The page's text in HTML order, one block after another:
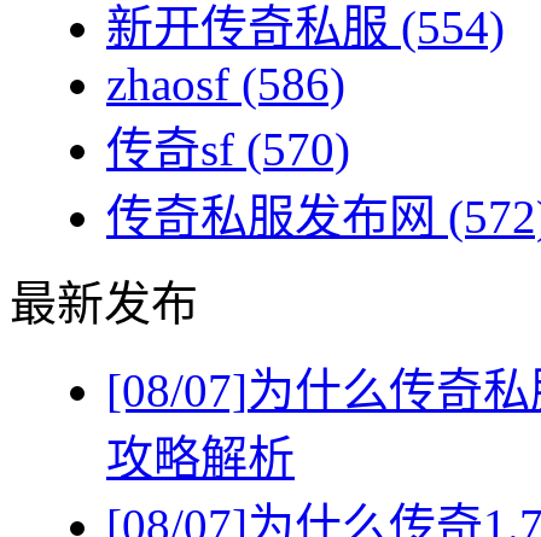
新开传奇私服 (554)
zhaosf (586)
传奇sf (570)
传奇私服发布网
最新发布
[08/07]为什么传奇
攻略解析
[08/07]为什么传奇